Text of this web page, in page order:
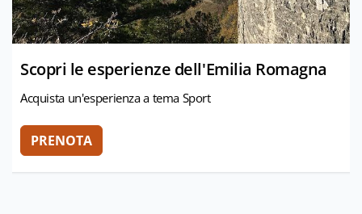
Scopri le esperienze dell'Emilia Romagna
Acquista un'esperienza a tema Sport